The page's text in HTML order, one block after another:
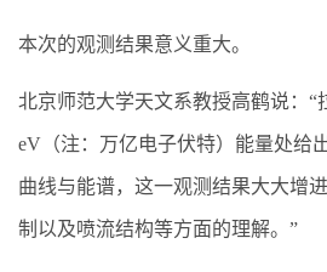
本次的观测结果意义重大。
北京师范大学天文系教授高鹤说：“
eV（注：万亿电子伏特）能量处给
曲线与能谱，这一观测结果大大增
制以及喷流结构等方面的理解。”